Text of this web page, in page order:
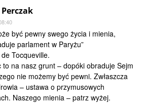
być pewny swego życia i mienia,
parlament w Paryżu”
Tocqueville.
to na nasz grunt – dopóki obraduje Sejm
nie możemy być pewni. Zwłaszcza
– ustawa o przymusowych
Naszego mienia – patrz wyżej.